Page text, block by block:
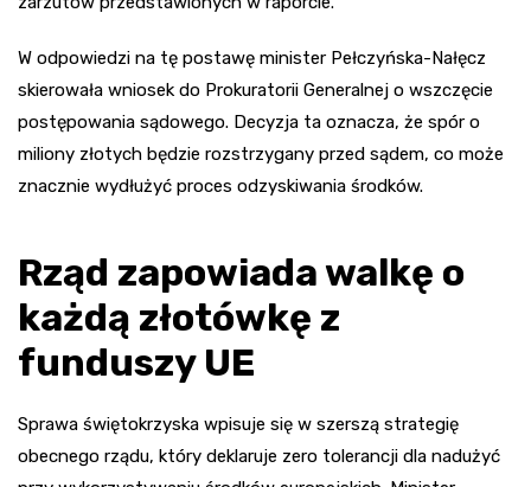
W odpowiedzi na tę postawę minister Pełczyńska-Nałęcz
skierowała wniosek do Prokuratorii Generalnej o wszczęcie
postępowania sądowego. Decyzja ta oznacza, że spór o
miliony złotych będzie rozstrzygany przed sądem, co może
znacznie wydłużyć proces odzyskiwania środków.
Rząd zapowiada walkę o
każdą złotówkę z
funduszy UE
Sprawa świętokrzyska wpisuje się w szerszą strategię
obecnego rządu, który deklaruje zero tolerancji dla nadużyć